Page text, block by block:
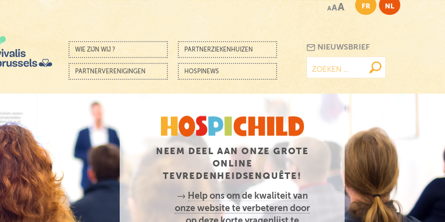
AAA FR NL
Menu
Skip to content
WIE ZIJN WIJ ? PARTNERZIEKENHUIZEN
PARTNERVERENIGINGEN HOSPINEWS
NIEUWSBRIEF
naar:
NEEM DEEL AAN ONZE GROTE
ONLINE
TEVREDENHEIDSENQUÊTE!
→ Help ons om de kwaliteit van
onze website te verbeteren door